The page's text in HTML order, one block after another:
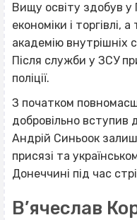
Вищу освіту здобув у
економіки і торгівлі,
академію внутрішніх
Після служби у ЗСУ
поліції.
З початком
добровільно вступив
Андрій Синьоок
присязі та
Донеччині під час
В’ячеслав